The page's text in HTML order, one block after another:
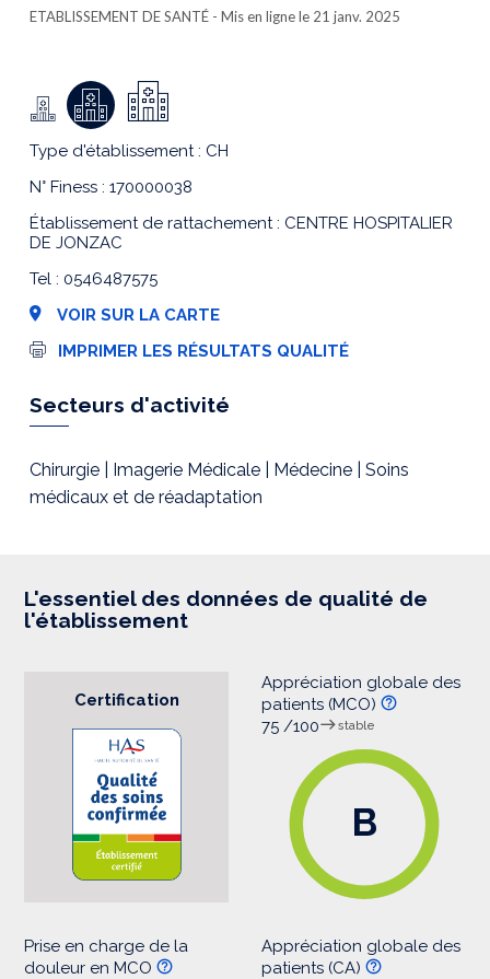
ETABLISSEMENT DE SANTÉ - Mis en ligne le 21 janv. 2025
Type d'établissement : CH
N° Finess : 170000038
Établissement de rattachement : CENTRE HOSPITALIER
DE JONZAC
Tel : 0546487575
VOIR SUR LA CARTE
I
e
s
i
o
n
IMPRIMER LES RÉSULTATS QUALITÉ
Secteurs d'activité
Chirurgie | Imagerie Médicale | Médecine | Soins
médicaux et de réadaptation
L'essentiel des données de qualité de
l'établissement
Certification
Appréciation globale des
patients (MCO)
75 /100
stable
B
Prise en charge de la
douleur en MCO
Appréciation globale des
patients (CA)